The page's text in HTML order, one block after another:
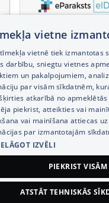
vietne
vietnē tiek izmantotas
darbību, sniegtu vietnes
un pakalpojumiem,
par visām sīkdatnēm,
atkarībā no
piekrist, atteikties vai
vai mainīšana attiecas
par izmantotajām
IZVĒLI
PIEKRIST VISĀM
ATSTĀT TEHNISKĀS